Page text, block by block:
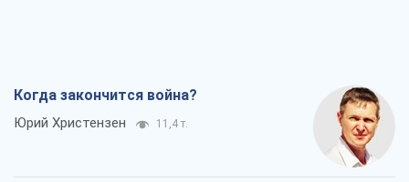
Когда закончится война?
Юрий Христензен 11,4 т.